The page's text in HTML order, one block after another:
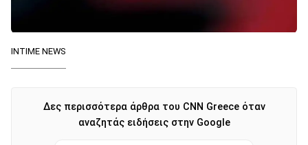
INTIME NEWS
Δες περισσότερα άρθρα του CNN Greece όταν
αναζητάς ειδήσεις στην Google